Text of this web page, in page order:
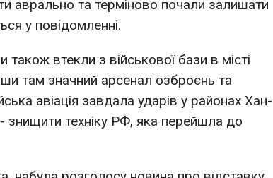
аврально та терміново почали залишати
у повідомленні.
втекли з військової бази в місті
там значний арсенал озброєнь та
авіація завдала ударів у районах Хан-
знищити техніку РФ, яка перейшла до